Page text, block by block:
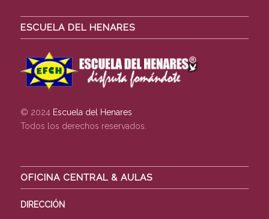
ESCUELA DEL HENARES
© 2024 Escuela del Henares
Todos los derechos reservados.
OFICINA CENTRAL & AULAS
DIRECCIÓN